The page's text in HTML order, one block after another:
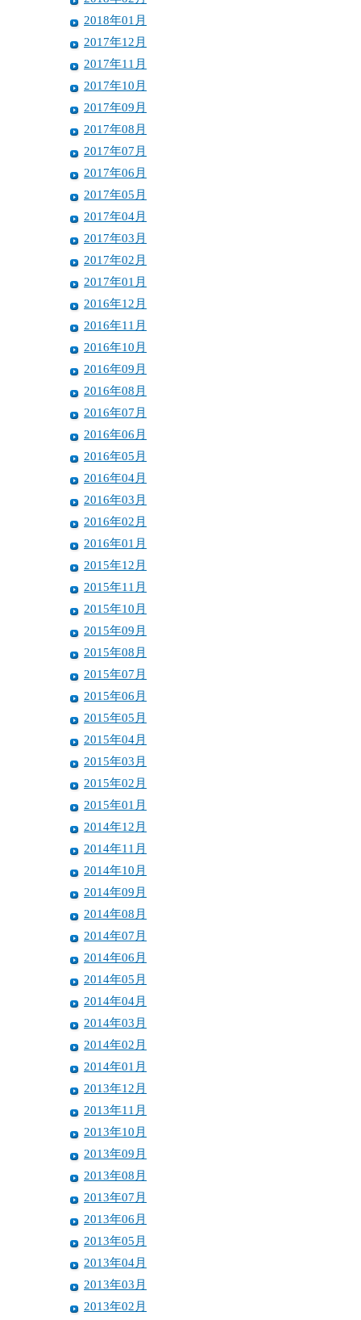
2018年01月
2017年12月
2017年11月
2017年10月
2017年09月
2017年08月
2017年07月
2017年06月
2017年05月
2017年04月
2017年03月
2017年02月
2017年01月
2016年12月
2016年11月
2016年10月
2016年09月
2016年08月
2016年07月
2016年06月
2016年05月
2016年04月
2016年03月
2016年02月
2016年01月
2015年12月
2015年11月
2015年10月
2015年09月
2015年08月
2015年07月
2015年06月
2015年05月
2015年04月
2015年03月
2015年02月
2015年01月
2014年12月
2014年11月
2014年10月
2014年09月
2014年08月
2014年07月
2014年06月
2014年05月
2014年04月
2014年03月
2014年02月
2014年01月
2013年12月
2013年11月
2013年10月
2013年09月
2013年08月
2013年07月
2013年06月
2013年05月
2013年04月
2013年03月
2013年02月